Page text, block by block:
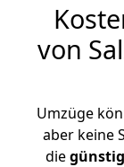
von
Umzüge
aber keine
die